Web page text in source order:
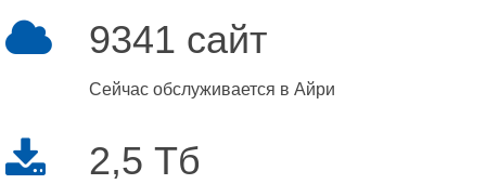
9341 сайт
Сейчас обслуживается в Айри
2,5 Тб